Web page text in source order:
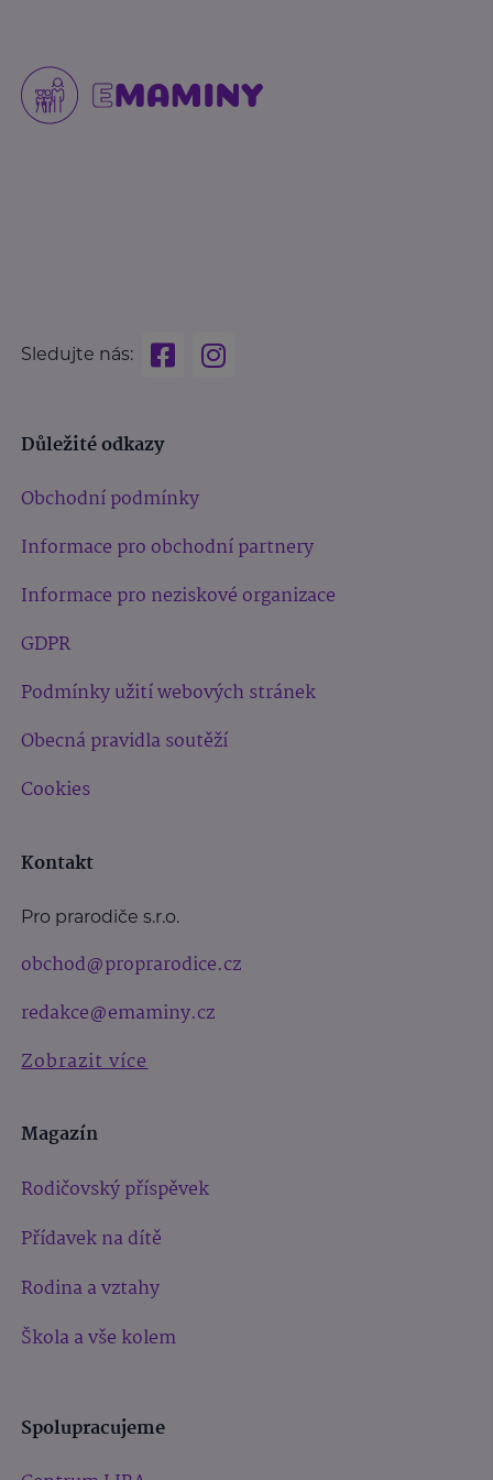
Sledujte nás:
Důležité odkazy
Obchodní podmínky
Informace pro obchodní partnery
Informace pro neziskové organizace
GDPR
Podmínky užití webových stránek
Obecná pravidla soutěží
Cookies
Kontakt
Pro prarodiče s.r.o.
obchod@proprarodice.cz
redakce@emaminy.cz
Zobrazit více
Magazín
Rodičovský příspěvek
Přídavek na dítě
Rodina a vztahy
Škola a vše kolem
Spolupracujeme